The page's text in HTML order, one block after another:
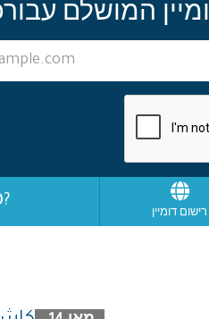
כיצד נוכל לסייע לכם היום?
רישום דומיין